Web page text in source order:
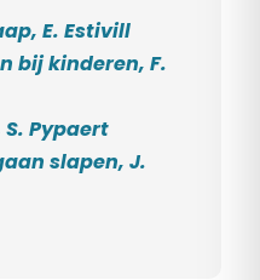
E. Estivill
bij kinderen, F.
Pypaert
slapen, J.